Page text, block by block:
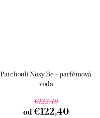
Patchouli Nosy Be – parfémová
voda
€122,40
od€122,40